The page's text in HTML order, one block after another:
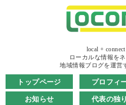
local +
ローカルな情報を
地域情報ブログを運営
トップページ プロフィ
お知らせ 代表の独